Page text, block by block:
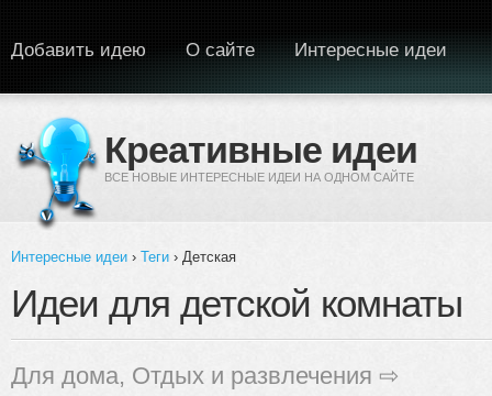
Креативные идеи
ВСЕ НОВЫЕ ИНТЕРЕСНЫЕ ИДЕИ НА ОДНОМ САЙТЕ
Добавить идею О сайте Интересные идеи
Вы здесь
Интересные идеи › Теги › Детская
Идеи для детской комнаты
Для дома, Отдых и развлечения ⇨